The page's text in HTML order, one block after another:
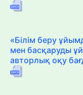
«Білім беру
мен басқаруды
авторлық оқу